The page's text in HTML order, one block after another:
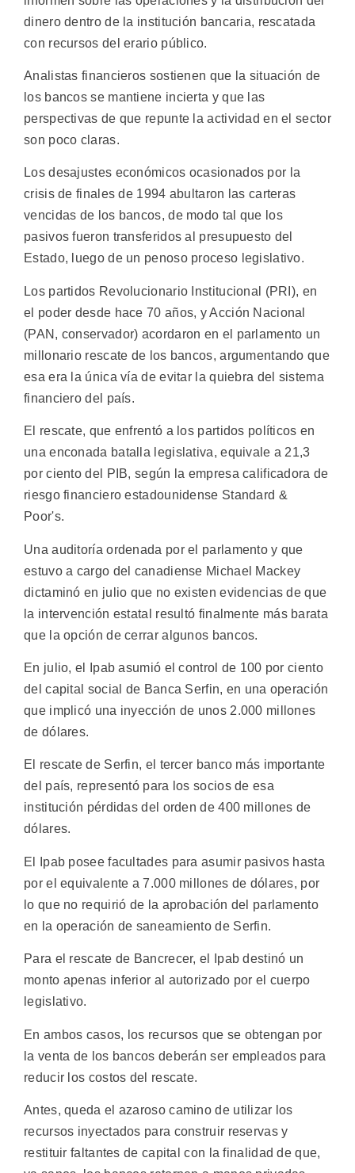
dinero dentro de la institución bancaria, rescatada
con recursos del erario público.
Analistas financieros sostienen que la situación de
los bancos se mantiene incierta y que las
perspectivas de que repunte la actividad en el sector
son poco claras.
Los desajustes económicos ocasionados por la
crisis de finales de 1994 abultaron las carteras
vencidas de los bancos, de modo tal que los
pasivos fueron transferidos al presupuesto del
Estado, luego de un penoso proceso legislativo.
Los partidos Revolucionario Institucional (PRI), en
el poder desde hace 70 años, y Acción Nacional
(PAN, conservador) acordaron en el parlamento un
millonario rescate de los bancos, argumentando que
esa era la única vía de evitar la quiebra del sistema
financiero del país.
El rescate, que enfrentó a los partidos políticos en
una enconada batalla legislativa, equivale a 21,3
por ciento del PIB, según la empresa calificadora de
riesgo financiero estadounidense Standard &
Poor's.
Una auditoría ordenada por el parlamento y que
estuvo a cargo del canadiense Michael Mackey
dictaminó en julio que no existen evidencias de que
la intervención estatal resultó finalmente más barata
que la opción de cerrar algunos bancos.
En julio, el Ipab asumió el control de 100 por ciento
del capital social de Banca Serfin, en una operación
que implicó una inyección de unos 2.000 millones
de dólares.
El rescate de Serfin, el tercer banco más importante
del país, representó para los socios de esa
institución pérdidas del orden de 400 millones de
dólares.
El Ipab posee facultades para asumir pasivos hasta
por el equivalente a 7.000 millones de dólares, por
lo que no requirió de la aprobación del parlamento
en la operación de saneamiento de Serfin.
Para el rescate de Bancrecer, el Ipab destinó un
monto apenas inferior al autorizado por el cuerpo
legislativo.
En ambos casos, los recursos que se obtengan por
la venta de los bancos deberán ser empleados para
reducir los costos del rescate.
Antes, queda el azaroso camino de utilizar los
recursos inyectados para construir reservas y
restituir faltantes de capital con la finalidad de que,